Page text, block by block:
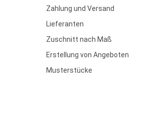
Zahlung und Versand
Lieferanten
Zuschnitt nach Maß
Erstellung von Angeboten
Musterstücke